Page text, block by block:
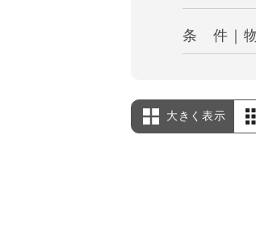
条 件｜物
大きく表示